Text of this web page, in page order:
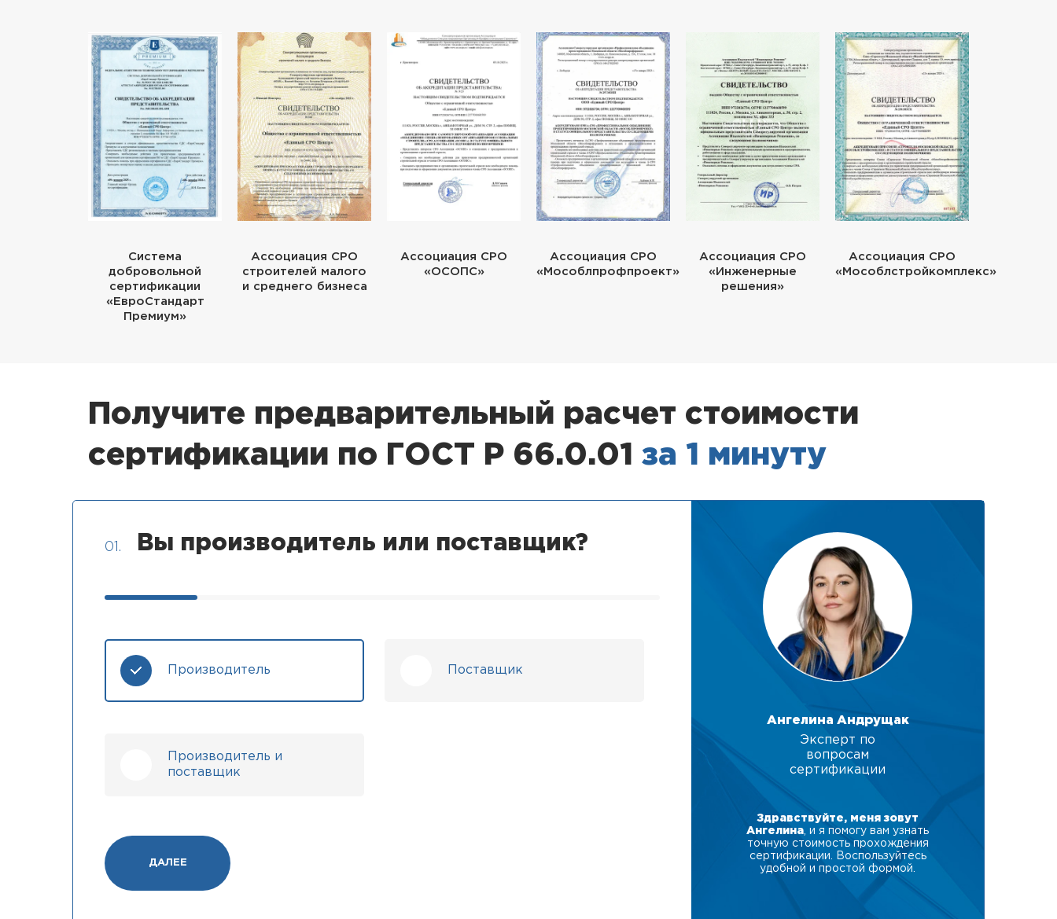
Система
добровольной
сертификации
«ЕвроСтандарт
Премиум»
Ассоциация СРО
строителей малого
и среднего бизнеса
Ассоциация СРО
«ОСОПС»
Ассоциация СРО
«Мособлпрофпроект»
Ассоциация СРО
«Инженерные
решения»
Ассоциация СРО
«Мособлстройкомплекс»
Получите предварительный расчет стоимости
сертификации по ГОСТ Р 66.0.01 за 1 минуту
01. Вы производитель или поставщик?
Производитель Поставщик
Производитель и
поставщик
ДАЛЕЕ
Ангелина Андрущак
Эксперт по
вопросам
сертификации
Здравствуйте, меня зовут
Ангелина , и я помогу вам узнать
точную стоимость прохождения
сертификации. Воспользуйтесь
удобной и простой формой.